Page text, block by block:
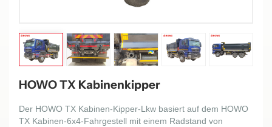
HOWO TX Kabinenkipper
Der HOWO TX Kabinen-Kipper-Lkw basiert auf dem HOWO
TX Kabinen-6x4-Fahrgestell mit einem Radstand von